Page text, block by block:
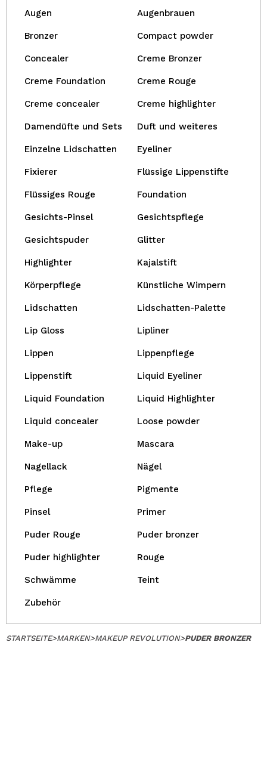
Augen Augenbrauen
Bronzer Compact powder
Concealer Creme Bronzer
Creme Foundation Creme Rouge
Creme concealer Creme highlighter
Damendüfte und Sets Duft und weiteres
Einzelne Lidschatten Eyeliner
Fixierer Flüssige Lippenstifte
Flüssiges Rouge Foundation
Gesichts-Pinsel Gesichtspflege
Gesichtspuder Glitter
Highlighter Kajalstift
Körperpflege Künstliche Wimpern
Lidschatten Lidschatten-Palette
Lip Gloss Lipliner
Lippen Lippenpflege
Lippenstift Liquid Eyeliner
Liquid Foundation Liquid Highlighter
Liquid concealer Loose powder
Make-up Mascara
Nagellack Nägel
Pflege Pigmente
Pinsel Primer
Puder Rouge Puder bronzer
Puder highlighter Rouge
Schwämme Teint
Zubehör
STARTSEITE>MARKEN>MAKEUP REVOLUTION>PUDER BRONZER